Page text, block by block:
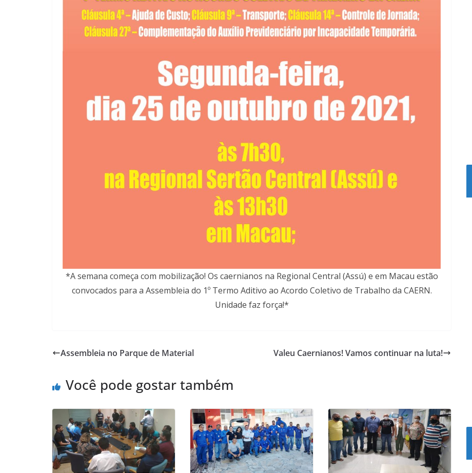
*A semana começa com mobilização! Os caernianos na Regional Central (Assú) e em Macau estão
convocados para a Assembleia do 1º Termo Aditivo ao Acordo Coletivo de Trabalho da CAERN.
Unidade faz força!*
Assembleia no Parque de Material Valeu Caernianos! Vamos continuar na luta!
Você pode gostar também